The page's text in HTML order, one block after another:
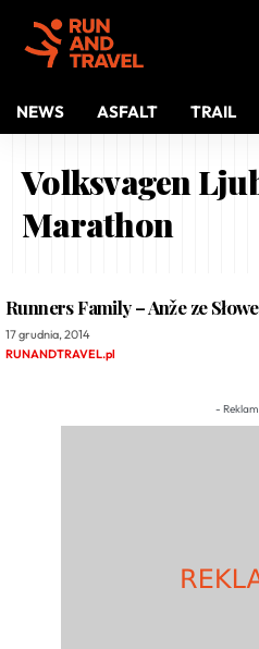
NEWS ASFALT TRAIL
Volksvagen
Marathon
Runners Family – Anže ze
17 grudnia, 2014
RUNANDTRAVEL.pl
-